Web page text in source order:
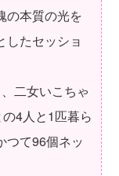
の本質の光を
したセッショ
二女いこちゃ
4人と1匹暮ら
つて96個ネッ